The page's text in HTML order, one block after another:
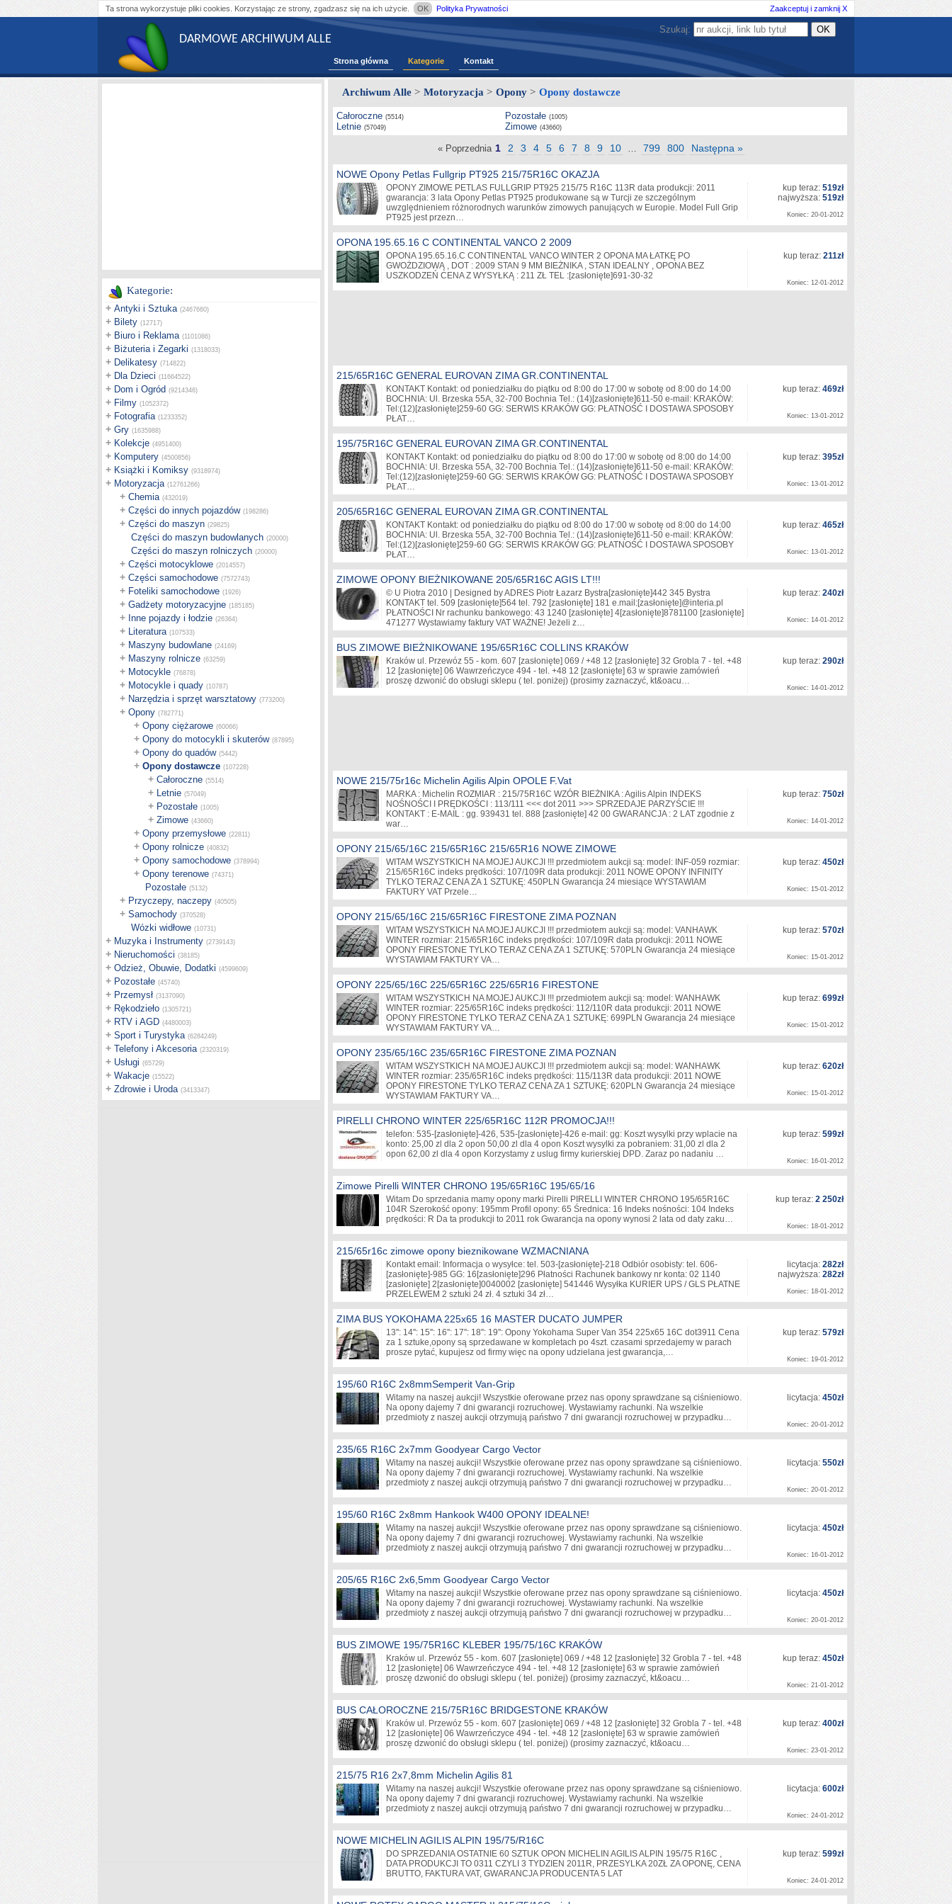
Ta strona wykorzystuje pliki cookies. Korzystając ze strony, zgadzasz się na ich użycie. OK Polityka Prywatności Zaakceptuj i zamknij X
DARMOWE ARCHIWUM ALLE
Strona główna Kategorie Kontakt
Szukaj:
Kategorie:
+ Antyki i Sztuka (2467660)
+ Bilety (12717)
+ Biuro i Reklama (1101086)
+ Biżuteria i Zegarki (1318033)
+ Delikatesy (714822)
+ Dla Dzieci (11664522)
+ Dom i Ogród (9214346)
+ Filmy (1052372)
+ Fotografia (1233352)
+ Gry (1635988)
+ Kolekcje (4951400)
+ Komputery (4500856)
+ Książki i Komiksy (9318974)
+ Motoryzacja (12761266)
+ Chemia (432019)
+ Części do innych pojazdów (198286)
+ Części do maszyn (29825)
Części do maszyn budowlanych (20000)
Części do maszyn rolniczych (20000)
+ Części motocyklowe (2014557)
+ Części samochodowe (7572743)
+ Foteliki samochodowe (1926)
+ Gadżety motoryzacyjne (185185)
+ Inne pojazdy i łodzie (26364)
+ Literatura (107533)
+ Maszyny budowlane (24169)
+ Maszyny rolnicze (63259)
+ Motocykle (76878)
+ Motocykle i quady (10787)
+ Narzędzia i sprzęt warsztatowy (773200)
+ Opony (782771)
+ Opony ciężarowe (60066)
+ Opony do motocykli i skuterów (87895)
+ Opony do quadów (5442)
+ Opony dostawcze (107228)
+ Całoroczne (5514)
+ Letnie (57049)
+ Pozostałe (1005)
+ Zimowe (43660)
+ Opony przemysłowe (22811)
+ Opony rolnicze (40832)
+ Opony samochodowe (378994)
+ Opony terenowe (74371)
Pozostałe (5132)
+ Przyczepy, naczepy (40505)
+ Samochody (370528)
Wózki widłowe (10731)
+ Muzyka i Instrumenty (2739143)
+ Nieruchomości (38185)
+ Odzież, Obuwie, Dodatki (4599609)
+ Pozostałe (45740)
+ Przemysł (3137090)
+ Rękodzieło (1305721)
+ RTV i AGD (4480003)
+ Sport i Turystyka (6284249)
+ Telefony i Akcesoria (2320319)
+ Usługi (65729)
+ Wakacje (15522)
+ Zdrowie i Uroda (3413347)
Archiwum Alle > Motoryzacja > Opony > Opony dostawcze
Całoroczne (5514)
Letnie (57049)
Pozostałe (1005)
Zimowe (43660)
« Poprzednia 1 2 3 4 5 6 7 8 9 10 … 799 800 Następna »
NOWE Opony Petlas Fullgrip PT925 215/75R16C OKAZJA
OPONY ZIMOWE PETLAS FULLGRIP PT925 215/75 R16C 113R data produkcji: 2011
gwarancja: 3 lata Opony Petlas PT925 produkowane są w Turcji ze szczególnym
uwzględnieniem różnorodnych warunków zimowych panujących w Europie. Model Full Grip
PT925 jest przezn…
kup teraz: 519zł
najwyższa: 519zł
Koniec: 20-01-2012
OPONA 195.65.16 C CONTINENTAL VANCO 2 2009
OPONA 195.65.16.C CONTINENTAL VANCO WINTER 2 OPONA MA ŁATKĘ PO
GWOŻDZIOWĄ , DOT : 2009 STAN 9 MM BIEŻNIKA , STAN IDEALNY , OPONA BEZ
USZKODZEŃ CENA Z WYSYŁKĄ : 211 ZŁ TEL :[zasłonięte]691-30-32
kup teraz: 211zł
Koniec: 12-01-2012
215/65R16C GENERAL EUROVAN ZIMA GR.CONTINENTAL
KONTAKT Kontakt: od poniedziałku do piątku od 8:00 do 17:00 w sobotę od 8:00 do 14:00
BOCHNIA: Ul. Brzeska 55A, 32-700 Bochnia Tel.: (14)[zasłonięte]611-50 e-mail: KRAKÓW:
Tel:(12)[zasłonięte]259-60 GG: SERWIS KRAKÓW GG: PŁATNOŚĆ I DOSTAWA SPOSOBY
PŁAT…
kup teraz: 469zł
Koniec: 13-01-2012
195/75R16C GENERAL EUROVAN ZIMA GR.CONTINENTAL
KONTAKT Kontakt: od poniedziałku do piątku od 8:00 do 17:00 w sobotę od 8:00 do 14:00
BOCHNIA: Ul. Brzeska 55A, 32-700 Bochnia Tel.: (14)[zasłonięte]611-50 e-mail: KRAKÓW:
Tel:(12)[zasłonięte]259-60 GG: SERWIS KRAKÓW GG: PŁATNOŚĆ I DOSTAWA SPOSOBY
PŁAT…
kup teraz: 395zł
Koniec: 13-01-2012
205/65R16C GENERAL EUROVAN ZIMA GR.CONTINENTAL
KONTAKT Kontakt: od poniedziałku do piątku od 8:00 do 17:00 w sobotę od 8:00 do 14:00
BOCHNIA: Ul. Brzeska 55A, 32-700 Bochnia Tel.: (14)[zasłonięte]611-50 e-mail: KRAKÓW:
Tel:(12)[zasłonięte]259-60 GG: SERWIS KRAKÓW GG: PŁATNOŚĆ I DOSTAWA SPOSOBY
PŁAT…
kup teraz: 465zł
Koniec: 13-01-2012
ZIMOWE OPONY BIEŻNIKOWANE 205/65R16C AGIS LT!!!
© U Piotra 2010 | Designed by ADRES Piotr Łazarz Bystra[zasłonięte]442 345 Bystra
KONTAKT tel. 509 [zasłonięte]564 tel. 792 [zasłonięte] 181 e.mail:[zasłonięte]@interia.pl
PŁATNOŚCI Nr rachunku bankowego: 43 1240 [zasłonięte] 4[zasłonięte]8781100 [zasłonięte]
471277 Wystawiamy faktury VAT WAŻNE! Jeżeli z…
kup teraz: 240zł
Koniec: 14-01-2012
BUS ZIMOWE BIEŻNIKOWANE 195/65R16C COLLINS KRAKÓW
Kraków ul. Przewóz 55 - kom. 607 [zasłonięte] 069 / +48 12 [zasłonięte] 32 Grobla 7 - tel. +48
12 [zasłonięte] 06 Wawrzeńczyce 494 - tel. +48 12 [zasłonięte] 63 w sprawie zamówień
proszę dzwonić do obsługi sklepu ( tel. poniżej) (prosimy zaznaczyć, kt&oacu…
kup teraz: 290zł
Koniec: 14-01-2012
NOWE 215/75r16c Michelin Agilis Alpin OPOLE F.Vat
MARKA : Michelin ROZMIAR : 215/75R16C WZÓR BIEŻNIKA : Agilis Alpin INDEKS
NOŚNOŚCI I PRĘDKOŚCI : 113/111 <<< dot 2011 >>> SPRZEDAJE PARZYŚCIE !!!
KONTAKT : E-MAIL : gg. 939431 tel. 888 [zasłonięte] 42 00 GWARANCJA : 2 LAT zgodnie z
war…
kup teraz: 750zł
Koniec: 14-01-2012
OPONY 215/65/16C 215/65R16C 215/65R16 NOWE ZIMOWE
WITAM WSZYSTKICH NA MOJEJ AUKCJI !!! przedmiotem aukcji są: model: INF-059 rozmiar:
215/65R16C indeks prędkości: 107/109R data produkcji: 2011 NOWE OPONY INFINITY
TYLKO TERAZ CENA ZA 1 SZTUKĘ: 450PLN Gwarancja 24 miesiące WYSTAWIAM
FAKTURY VAT Przele…
kup teraz: 450zł
Koniec: 15-01-2012
OPONY 215/65/16C 215/65R16C FIRESTONE ZIMA POZNAN
WITAM WSZYSTKICH NA MOJEJ AUKCJI !!! przedmiotem aukcji są: model: VANHAWK
WINTER rozmiar: 215/65R16C indeks prędkości: 107/109R data produkcji: 2011 NOWE
OPONY FIRESTONE TYLKO TERAZ CENA ZA 1 SZTUKĘ: 570PLN Gwarancja 24 miesiące
WYSTAWIAM FAKTURY VA…
kup teraz: 570zł
Koniec: 15-01-2012
OPONY 225/65/16C 225/65R16C 225/65R16 FIRESTONE
WITAM WSZYSTKICH NA MOJEJ AUKCJI !!! przedmiotem aukcji są: model: WANHAWK
WINTER rozmiar: 225/65R16C indeks prędkości: 112/110R data produkcji: 2011 NOWE
OPONY FIRESTONE TYLKO TERAZ CENA ZA 1 SZTUKĘ: 699PLN Gwarancja 24 miesiące
WYSTAWIAM FAKTURY VA…
kup teraz: 699zł
Koniec: 15-01-2012
OPONY 235/65/16C 235/65R16C FIRESTONE ZIMA POZNAN
WITAM WSZYSTKICH NA MOJEJ AUKCJI !!! przedmiotem aukcji są: model: WANHAWK
WINTER rozmiar: 235/65R16C indeks prędkości: 115/113R data produkcji: 2011 NOWE
OPONY FIRESTONE TYLKO TERAZ CENA ZA 1 SZTUKĘ: 620PLN Gwarancja 24 miesiące
WYSTAWIAM FAKTURY VA…
kup teraz: 620zł
Koniec: 15-01-2012
PIRELLI CHRONO WINTER 225/65R16C 112R PROMOCJA!!!
telefon: 535-[zasłonięte]-426, 535-[zasłonięte]-426 e-mail: gg: Koszt wysylki przy wplacie na
konto: 25,00 zl dla 2 opon 50,00 zl dla 4 opon Koszt wysylki za pobraniem: 31,00 zl dla 2
opon 62,00 zl dla 4 opon Korzystamy z uslug firmy kurierskiej DPD. Zaraz po nadaniu …
kup teraz: 599zł
Koniec: 16-01-2012
Zimowe Pirelli WINTER CHRONO 195/65R16C 195/65/16
Witam Do sprzedania mamy opony marki Pirelli PIRELLI WINTER CHRONO 195/65R16C
104R Szerokość opony: 195mm Profil opony: 65 Średnica: 16 Indeks nośności: 104 Indeks
prędkości: R Da ta produkcji to 2011 rok Gwarancja na opony wynosi 2 lata od daty zaku…
kup teraz: 2 250zł
Koniec: 18-01-2012
215/65r16c zimowe opony bieznikowane WZMACNIANA
Kontakt email: Informacja o wysyłce: tel. 503-[zasłonięte]-218 Odbiór osobisty: tel. 606-
[zasłonięte]-985 GG: 16 [zasłonięte]296 Płatności Rachunek bankowy nr konta: 02 1140
[zasłonięte] 2 [zasłonięte]0040002 [zasłonięte] 541446 Wysyłka KURIER UPS / GLS PŁATNE
PRZELEWEM 2 sztuki 24 zł. 4 sztuki 34 zł…
licytacja: 282zł
najwyższa: 282zł
Koniec: 18-01-2012
ZIMA BUS YOKOHAMA 225x65 16 MASTER DUCATO JUMPER
13'': 14'': 15'': 16'': 17'': 18'': 19'': Opony Yokohama Super Van 354 225x65 16C dot3911 Cena
za 1 sztuke,opony są sprzedawane w kompletach po 4szt. czasami sprzedajemy w parach
prosze pytać, kupujesz od firmy więc na opony udzielana jest gwarancja,…
kup teraz: 579zł
Koniec: 19-01-2012
195/60 R16C 2x8mmSemperit Van-Grip
Witamy na naszej aukcji! Wszystkie oferowane przez nas opony sprawdzane są ciśnieniowo.
Na opony dajemy 7 dni gwarancji rozruchowej. Wystawiamy rachunki. Na wszelkie
przedmioty z naszej aukcji otrzymują państwo 7 dni gwarancji rozruchowej w przypadku…
licytacja: 450zł
Koniec: 20-01-2012
235/65 R16C 2x7mm Goodyear Cargo Vector
Witamy na naszej aukcji! Wszystkie oferowane przez nas opony sprawdzane są ciśnieniowo.
Na opony dajemy 7 dni gwarancji rozruchowej. Wystawiamy rachunki. Na wszelkie
przedmioty z naszej aukcji otrzymują państwo 7 dni gwarancji rozruchowej w przypadku…
licytacja: 550zł
Koniec: 20-01-2012
195/60 R16C 2x8mm Hankook W400 OPONY IDEALNE!
Witamy na naszej aukcji! Wszystkie oferowane przez nas opony sprawdzane są ciśnieniowo.
Na opony dajemy 7 dni gwarancji rozruchowej. Wystawiamy rachunki. Na wszelkie
przedmioty z naszej aukcji otrzymują państwo 7 dni gwarancji rozruchowej w przypadku…
licytacja: 450zł
Koniec: 16-01-2012
205/65 R16C 2x6,5mm Goodyear Cargo Vector
Witamy na naszej aukcji! Wszystkie oferowane przez nas opony sprawdzane są ciśnieniowo.
Na opony dajemy 7 dni gwarancji rozruchowej. Wystawiamy rachunki. Na wszelkie
przedmioty z naszej aukcji otrzymują państwo 7 dni gwarancji rozruchowej w przypadku…
licytacja: 450zł
Koniec: 20-01-2012
BUS ZIMOWE 195/75R16C KLEBER 195/75/16C KRAKÓW
Kraków ul. Przewóz 55 - kom. 607 [zasłonięte] 069 / +48 12 [zasłonięte] 32 Grobla 7 - tel. +48
12 [zasłonięte] 06 Wawrzeńczyce 494 - tel. +48 12 [zasłonięte] 63 w sprawie zamówień
proszę dzwonić do obsługi sklepu ( tel. poniżej) (prosimy zaznaczyć, kt&oacu…
kup teraz: 450zł
Koniec: 21-01-2012
BUS CAŁOROCZNE 215/75R16C BRIDGESTONE KRAKÓW
Kraków ul. Przewóz 55 - kom. 607 [zasłonięte] 069 / +48 12 [zasłonięte] 32 Grobla 7 - tel. +48
12 [zasłonięte] 06 Wawrzeńczyce 494 - tel. +48 12 [zasłonięte] 63 w sprawie zamówień
proszę dzwonić do obsługi sklepu ( tel. poniżej) (prosimy zaznaczyć, kt&oacu…
kup teraz: 400zł
Koniec: 23-01-2012
215/75 R16 2x7,8mm Michelin Agilis 81
Witamy na naszej aukcji! Wszystkie oferowane przez nas opony sprawdzane są ciśnieniowo.
Na opony dajemy 7 dni gwarancji rozruchowej. Wystawiamy rachunki. Na wszelkie
przedmioty z naszej aukcji otrzymują państwo 7 dni gwarancji rozruchowej w przypadku…
licytacja: 600zł
Koniec: 24-01-2012
NOWE MICHELIN AGILIS ALPIN 195/75/R16C
DO SPRZEDANIA OSTATNIE 60 SZTUK OPON MICHELIN AGILIS ALPIN 195/75 R16C ,
DATA PRODUKCJI TO 0311 CZYLI 3 TYDZIEN 2011R, PRZESYLKA 20ZŁ ZA OPONĘ, CENA
BRUTTO, FAKTURA VAT, GWARANCJA PRODUCENTA 5 LAT
kup teraz: 599zł
Koniec: 24-01-2012